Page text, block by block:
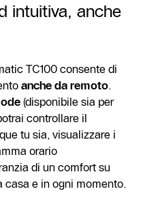
intuitiva, anche
TC100 consente di
anche da remoto.
(disponibile sia per
controllare il
tu sia, visualizzare i
orario
di un comfort su
e in ogni momento.